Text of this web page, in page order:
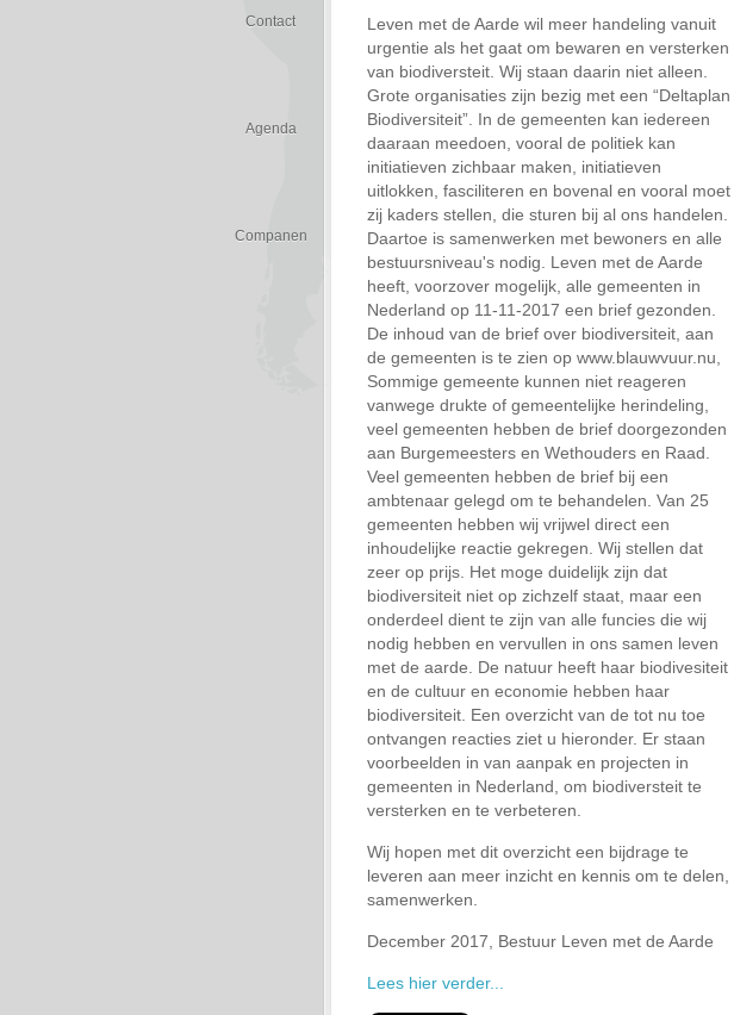
Contact
Agenda
Companen
Leven met de Aarde wil meer handeling vanuit
urgentie als het gaat om bewaren en versterken
van biodiversteit. Wij staan daarin niet alleen.
Grote organisaties zijn bezig met een “Deltaplan
Biodiversiteit”. In de gemeenten kan iedereen
daaraan meedoen, vooral de politiek kan
initiatieven zichbaar maken, initiatieven
uitlokken, fasciliteren en bovenal en vooral moet
zij kaders stellen, die sturen bij al ons handelen.
Daartoe is samenwerken met bewoners en alle
bestuursniveau's nodig. Leven met de Aarde
heeft, voorzover mogelijk, alle gemeenten in
Nederland op 11-11-2017 een brief gezonden.
De inhoud van de brief over biodiversiteit, aan
de gemeenten is te zien op www.blauwvuur.nu,
Sommige gemeente kunnen niet reageren
vanwege drukte of gemeentelijke herindeling,
veel gemeenten hebben de brief doorgezonden
aan Burgemeesters en Wethouders en Raad.
Veel gemeenten hebben de brief bij een
ambtenaar gelegd om te behandelen. Van 25
gemeenten hebben wij vrijwel direct een
inhoudelijke reactie gekregen. Wij stellen dat
zeer op prijs. Het moge duidelijk zijn dat
biodiversiteit niet op zichzelf staat, maar een
onderdeel dient te zijn van alle funcies die wij
nodig hebben en vervullen in ons samen leven
met de aarde. De natuur heeft haar biodivesiteit
en de cultuur en economie hebben haar
biodiversiteit. Een overzicht van de tot nu toe
ontvangen reacties ziet u hieronder. Er staan
voorbeelden in van aanpak en projecten in
gemeenten in Nederland, om biodiversteit te
versterken en te verbeteren.
Wij hopen met dit overzicht een bijdrage te
leveren aan meer inzicht en kennis om te delen,
samenwerken.
December 2017, Bestuur Leven met de Aarde
Lees hier verder...